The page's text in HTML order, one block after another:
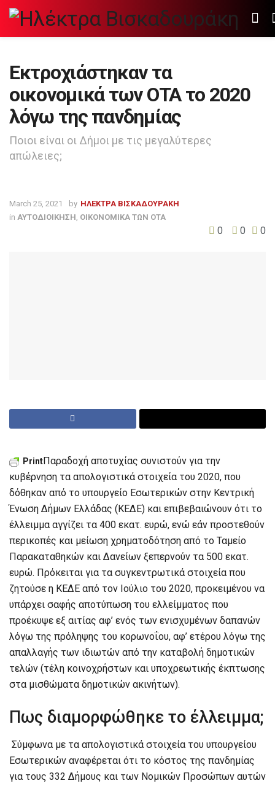
Εκτροχιάστηκαν τα
οικονομικά των ΟΤΑ το 2020
λόγω της πανδημίας
Ποιοι είναι οι Δήμοι με τις μεγαλύτερες
απώλειες;
March 25, 2021 by ΗΛΕΚΤΡΑ ΒΙΣΚΑΔΟΥΡΑΚΗ
in ΑΥΤΟΔΙΟΙΚΗΣΗ ΟΙΚΟΝΟΜΙΚΑ ΤΩΝ ΟΤΑ
0 0 0
PrintΠαραδοχή αποτυχίας συνιστούν για την
κυβέρνηση τα απολογιστικά στοιχεία του 2020, που
δόθηκαν από το υπουργείο Εσωτερικών στην Κεντρική
Ένωση Δήμων Ελλάδας (ΚΕΔΕ) και επιβεβαιώνουν ότι το
έλλειμμα αγγίζει τα 400 εκατ. ευρώ, ενώ εάν προστεθούν
περικοπές και μείωση χρηματοδότηση από το Ταμείο
Παρακαταθηκών και Δανείων ξεπερνούν τα 500 εκατ.
ευρώ. Πρόκειται για τα συγκεντρωτικά στοιχεία που
ζητούσε η ΚΕΔΕ από τον Ιούλιο του 2020, προκειμένου να
υπάρχει σαφής αποτύπωση του ελλείμματος που
προέκυψε εξ αιτίας αφ’ ενός των ενισχυμένων δαπανών
λόγω της πρόληψης του κορωνοΐου, αφ’ ετέρου λόγω της
απαλλαγής των ιδιωτών από την καταβολή δημοτικών
τελών (τέλη κοινοχρήστων και υποχρεωτικής έκπτωσης
στα μισθώματα δημοτικών ακινήτων).
Πως διαμορφώθηκε το έλλειμμα;
Σύμφωνα με τα απολογιστικά στοιχεία του υπουργείου
Εσωτερικών αναφέρεται ότι το κόστος της πανδημίας
για τους 332 Δήμους και των Νομικών Προσώπων αυτών